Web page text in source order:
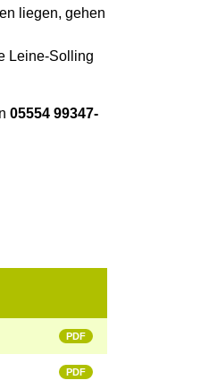
liegen, gehen
Leine-Solling
05554 99347-
PDF
PDF